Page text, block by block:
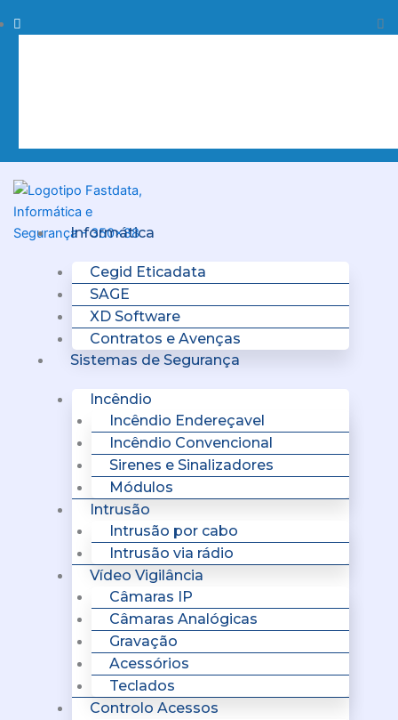
to
Procurar
Informática
Cegid Eticadata
SAGE
XD Software
Contratos e Avenças
Sistemas de Segurança
Incêndio
Incêndio Endereçavel
Incêndio Convencional
Sirenes e Sinalizadores
Módulos
Intrusão
Intrusão por cabo
Intrusão via rádio
Vídeo Vigilância
Câmaras IP
Câmaras Analógicas
Gravação
Acessórios
Teclados
Controlo Acessos
Menu